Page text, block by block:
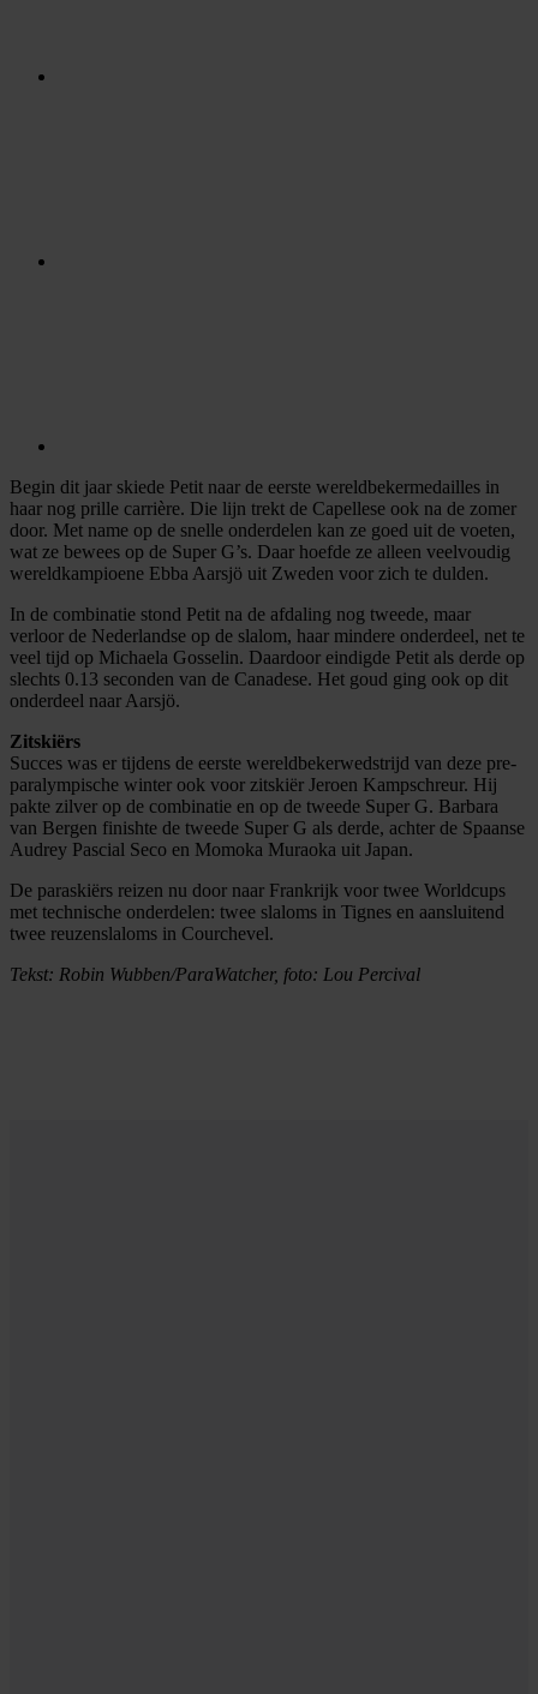
Begin dit jaar skiede Petit naar de eerste wereldbekermedailles in
haar nog prille carrière. Die lijn trekt de Capellese ook na de zomer
door. Met name op de snelle onderdelen kan ze goed uit de voeten,
wat ze bewees op de Super G’s. Daar hoefde ze alleen veelvoudig
wereldkampioene Ebba Aarsjö uit Zweden voor zich te dulden.
In de combinatie stond Petit na de afdaling nog tweede, maar
verloor de Nederlandse op de slalom, haar mindere onderdeel, net te
veel tijd op Michaela Gosselin. Daardoor eindigde Petit als derde op
slechts 0.13 seconden van de Canadese. Het goud ging ook op dit
onderdeel naar Aarsjö.
Zitskiërs
Succes was er tijdens de eerste wereldbekerwedstrijd van deze pre-
paralympische winter ook voor zitskiër Jeroen Kampschreur. Hij
pakte zilver op de combinatie en op de tweede Super G. Barbara
van Bergen finishte de tweede Super G als derde, achter de Spaanse
Audrey Pascial Seco en Momoka Muraoka uit Japan.
De paraskiërs reizen nu door naar Frankrijk voor twee Worldcups
met technische onderdelen: twee slaloms in Tignes en aansluitend
twee reuzenslaloms in Courchevel.
Tekst: Robin Wubben/ParaWatcher, foto: Lou Percival